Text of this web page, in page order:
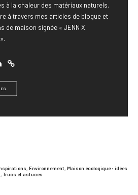
à la chaleur des matériaux naturels.
à travers mes articles de blogue et
de maison signée « JENN X
, Environnement, Maison écologique : idées
, Trucs et astuces